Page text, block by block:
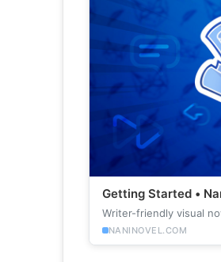
Getting Started •
Writer-friendly visual
NANINOVEL.COM